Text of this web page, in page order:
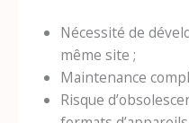
Nécessité de
même site ;
Maintenance
Risque